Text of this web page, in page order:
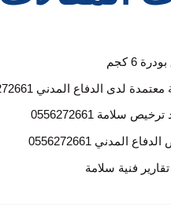
6 كجم
لدى الدفاع المدني 0556272661
سلامة 0556272661
المدني 0556272661
فنية سلامة